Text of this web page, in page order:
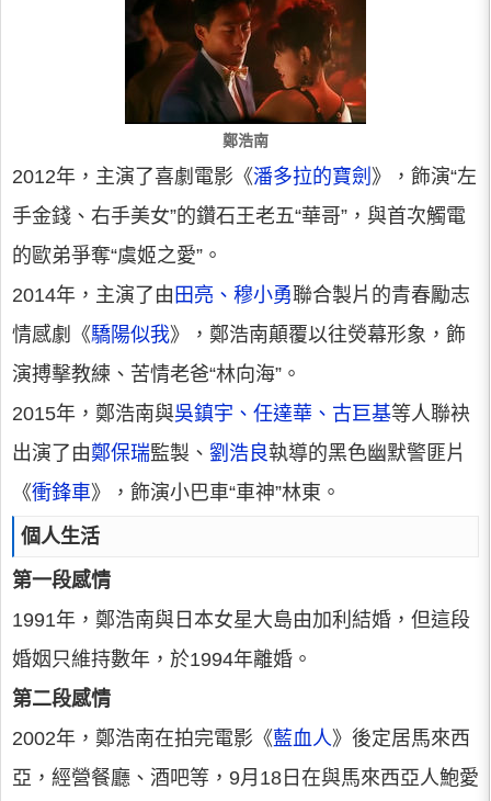
鄭浩南
2012年，主演了喜劇電影《潘多拉的寶劍 》，飾演“左
手金錢、右手美女”的鑽石王老五“華哥”，與首次觸電
的歐弟爭奪“虞姬之愛”。
2014年，主演了由 田亮、穆小勇聯合製片的青春勵志
情感劇《驕陽似我》，鄭浩南顛覆以往熒幕形象，飾
演搏擊教練、苦情老爸“林向海”。
2015年，鄭浩南與吳鎮宇、任達華、古巨基等人聯袂
出演了由鄭保瑞監製、 劉浩良執導的黑色幽默警匪片
《衝鋒車》，飾演小巴車“車神”林東。
個人生活
第一段感情
1991年，鄭浩南與日本女星大島由加利結婚，但這段
婚姻只維持數年，於1994年離婚。
第二段感情
2002年，鄭浩南在拍完電影《藍血人》後定居馬來西
亞，經營餐廳、酒吧等，9月18日在與馬來西亞人鮑愛